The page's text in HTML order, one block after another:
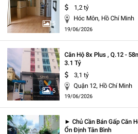
5
1,2 tỷ
Hóc Môn, Hồ Chí Minh
19/06/2026
5
Căn Hộ 8x Plus , Q.12 - 58m2 Có Thang Máy Giá
3.1 Tỷ
3,1 tỷ
Quận 12, Hồ Chí Minh
19/06/2026
► Chủ Cần Bán Gấp Căn
Ổn Định Tân Bình